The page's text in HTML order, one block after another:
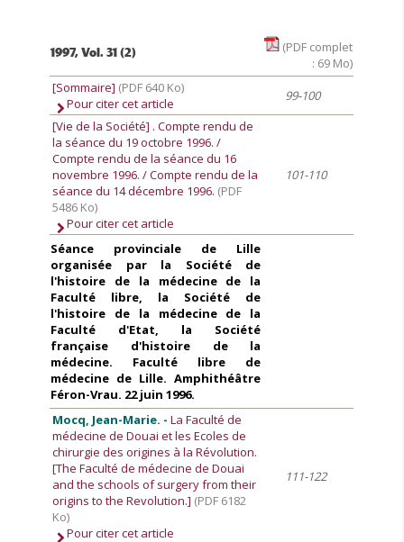
1997, Vol. 31 (2)
(PDF complet
: 69 Mo)
[Sommaire] (PDF 640 Ko)
Pour citer cet article
99-100
[Vie de la Société] . Compte rendu de
la séance du 19 octobre 1996. /
Compte rendu de la séance du 16
novembre 1996. / Compte rendu de la
séance du 14 décembre 1996. (PDF
5486 Ko)
Pour citer cet article
101-110
Séance provinciale de Lille
organisée par la Société de
l'histoire de la médecine de la
Faculté libre, la Société de
l'histoire de la médecine de la
Faculté d'Etat, la Société
française d'histoire de la
médecine. Faculté libre de
médecine de Lille. Amphithéâtre
Féron-Vrau. 22 juin 1996.
Mocq, Jean-Marie. -La Faculté de
médecine de Douai et les Ecoles de
chirurgie des origines à la Révolution.
[The Faculté de médecine de Douai
and the schools of surgery from their
origins to the Revolution.] (PDF 6182
Ko)
Pour citer cet article
111-122